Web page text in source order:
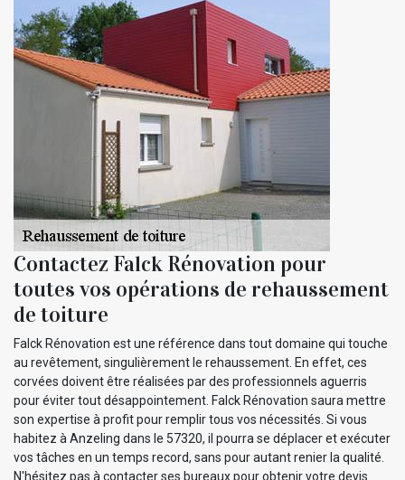
Contactez Falck Rénovation pour
toutes vos opérations de rehaussement
de toiture
Falck Rénovation est une référence dans tout domaine qui touche
au revêtement, singulièrement le rehaussement. En effet, ces
corvées doivent être réalisées par des professionnels aguerris
pour éviter tout désappointement. Falck Rénovation saura mettre
son expertise à profit pour remplir tous vos nécessités. Si vous
habitez à Anzeling dans le 57320, il pourra se déplacer et exécuter
vos tâches en un temps record, sans pour autant renier la qualité.
N'hésitez pas à contacter ses bureaux pour obtenir votre devis.